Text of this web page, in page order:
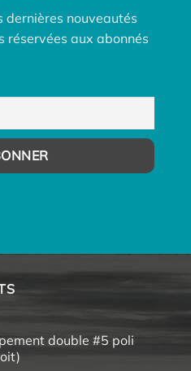
dernières nouveautés
réservées aux abonnés
double #5 poli